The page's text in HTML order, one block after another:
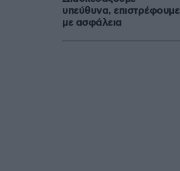
υπεύθυνα, επιστρέφουμε
με ασφάλεια